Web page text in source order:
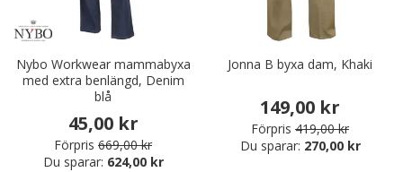
Nybo Workwear mammabyxa
med extra benlängd, Denim
blå
45,00 kr
Förpris 669,00 kr
Du sparar: 624,00 kr
Jonna B byxa dam, Khaki
149,00 kr
Förpris 419,00 kr
Du sparar: 270,00 kr